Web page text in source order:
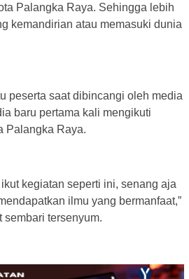
Palangka Raya. Sehingga lebih
kemandirian atau memasuki dunia
peserta saat dibincangi oleh media
baru pertama kali mengikuti
Palangka Raya.
kegiatan seperti ini, senang aja
ilmu yang bermanfaat,”
sembari tersenyum.